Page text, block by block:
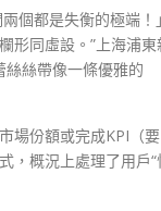
個都是失衡的極端！」
形同虛設。”上海浦東
絲帶像一條優雅的
場份額或完成KPI（要
，概況上處理了用戶“